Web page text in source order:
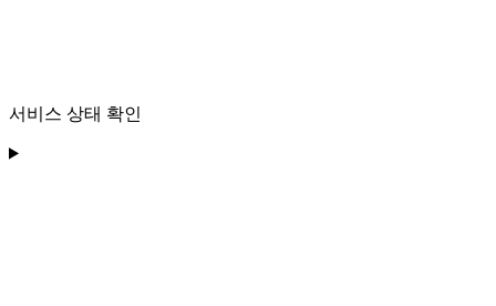
서비스 상태 확인